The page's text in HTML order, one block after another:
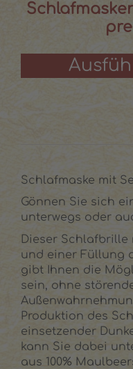
Schlafmaske mit
Gönnen Sie sich
unterwegs oder
Dieser Schlafbrille
und einer Füllung
gibt Ihnen die
sein, ohne
Produktion des
einsetzender
kann Sie dabei
aus 100%